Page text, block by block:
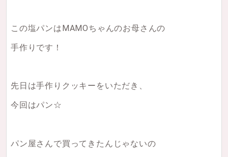
この塩パンはMAMOちゃんのお母さんの
手作りです！
先日は手作りクッキーをいただき、
今回はパン☆
パン屋さんで買ってきたんじゃないの